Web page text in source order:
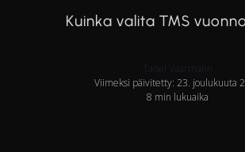
Kuinka valita TMS
Tanel Vaarmann
Viimeksi päivitetty: 23. joulukuuta
8 min lukuaika